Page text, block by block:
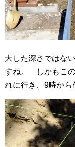
大した深さではな
すね。 しかもこの
れに行き、9時から